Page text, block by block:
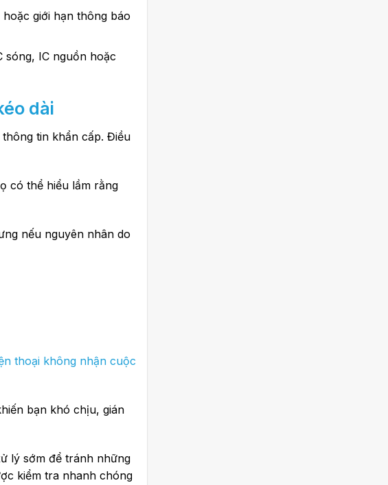
giới hạn thông báo
sóng, IC nguồn hoặc
dài
tin khẩn cấp. Điều
có thể hiểu lầm rằng
nếu nguyên nhân do
thoại không nhận cuộc
bạn khó chịu, gián
lý sớm để tránh những
kiểm tra nhanh chóng